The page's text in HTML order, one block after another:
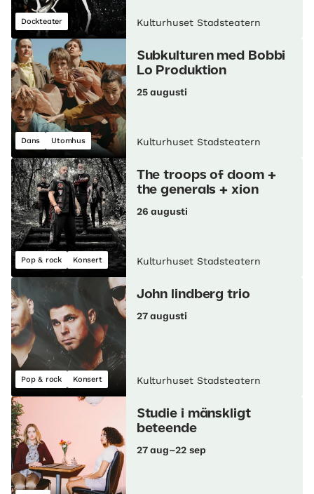
Dockteater Kulturhuset Stadsteatern
Dans Utomhus
Subkulturen med Bobbi
Lo Produktion
25 augusti
Kulturhuset Stadsteatern
Pop & rock Konsert
The troops of doom +
the generals + xion
26 augusti
Kulturhuset Stadsteatern
Pop & rock Konsert
John lindberg trio
27 augusti
Kulturhuset Stadsteatern
Studie i mänskligt
beteende
27 aug–22 sep